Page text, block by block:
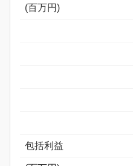
(百万円)
包括利益